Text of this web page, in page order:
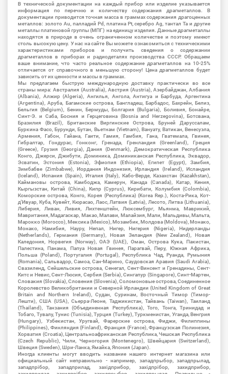
В технической документации на каждый прибор или изделие указывается
информация по перечню и количеству содержания драгметаллов. В
документации приводится точная масса в граммах содержания драгоценных
металлов: золото Au, палладий Pd, платина Pt, серебро Ag, тантал Ta и другие
металлы платиновой группы (МПГ) на единицу изделия. Данные драгметаллы
находятся в природе в очень ограниченном количестве и поэтому имеют
столь высокую цену. У нас на сайте Вы можете ознакомиться с техническими
характеристиками приборов и получить сведения о содержании
драгметаллов в приборах и радиодеталях производства СССР. Обращаем
ваше внимание, что часто реальное содержание драгметаллов на 10-25%
отличается от справочного в меньшую сторону! Цена драгметаллов будет
зависить от их ценности и массы в граммах.
Мы предлагаем быструю международную доставку практически во все
страны мира: Австралия (Australia), Австрия (Austria), Азербайджан, Албания
(Albania), Алжир (Algeria), Ангилья, Ангола, Антигуа и Барбуда, Аргентина
(Argentina), Аруба, Багамские острова, Бангладеш, Барбадос, Бахрейн, Белиз,
Бельгия (Belgium), Бенин, Бермуды, Болгария (Bulgaria), Боливия, Бонайре,
Синт-Э. и Саба, Босния и Герцеговина (Bosnia and Herzegovina), Ботсвана,
Бразилия (Brazil), Британские Виргинские Острова, Бруней Даруссалам,
Буркина Фасо, Бурунди, Бутан, Вьетнам (Vietnam), Вануату, Ватикан, Венесуэла,
Армения, Габон, Гайана, Гаити, Гамия, Гамбия, Гана, Гватемала, Гвинея,
Гибралтар, Гондурас, Гонконг, Гренада, Гренландия (Greenland), Греция
(Greece), Грузия (Georgia), Дания (Denmark), Демократическая Республика
Конго, Джерси, Джибути, Доминика, Доминиканская Республика, Эквадор,
Эсватин, Эстония (Estonia), Эфиопия (Ethiopia), Египет (Egypt), Замбия,
Зимбабве (Zimbabwe), Иордания Индонезия, Ирландия (Ireland), Исландия
(Iceland), Испания (Spain), Италия (Italy), Кабо-Верде, Казахстан (Kazakhstan),
Каймановы острова, Камбоджа, Камерун, Канада (Canada), Катар, Кения,
Кыргызстан, Китай (China), Кипр (Cyprus), Кирибати, Колумбия (Colombia),
Коморские острова, Конго, Корея (Республика) (Korea Rep.), Коста-Рика, Кот-
д'Ивуар, Куба, Кувейт, Кюрасао, Лаос, Латвия (Latvia), Лесото, Литва (Lithuania),
Либерия, Ливан, Ливия, Лихтенштейн, Люксембург, Мьянма, Маврикий,
Мавритания, Мадагаскар, Макао, Малави, Малайзия, Мали, Мальдивы, Мальта,
Марокко (Morocco), Мексика (Mexico), Мозамбик, Молдова (Moldova), Монако,
Монако, Намибия, Науру, Непал, Нигер, Нигерия (Nigeria), Нидерланды
(Netherlands), Германия (Germany), Новая Зеландия (New Zealand), Новая
Каледония, Норвегия (Norway), ОАЭ (UAE), Оман, Острова Кука, Пакистан,
Палестина, Панама, Папуа Новая Гвинея, Парагвай, Перу, Южная Африка,
Польша (Poland), Португалия (Portugal), Республика Чад, Руанда, Румыния
(Romania), Сальвадор, Самоа, Сан-Марино, Саудовская Аравия (Saudi Arabia),
Свазиленд, Сейшельские острова, Сенегал, Сент-Винсент и Гренадины, Сент-
Китс и Невис, Сент-Люсия, Сербия (Serbia), Сингапур (Singapore), Синт-Мартен,
Словакия (Slovakia), Словения (Slovenia), Соломоновые острова, Соединенное
Королевство Великобритании и Северной Ирландии (United Kingdom of Great
Britain and Northern Ireland), Судан, Суринам, Восточный Тимор (Тимор-
Лешти), США (USA), Сьерра-Леоне, Таджикистан, Тайвань (Taiwan), Таиланд
(Thailand), Танзания (Объединенная Республика), Того, Тонга, Тринидад и
Тобаго, Тувалу, Тунис (Tunisia), Турция (Turkey), Туркменистан, Уганда, Венгрия
(Hungary), Узбекистан, Уругвай, Фарерские острова, Фиджи, Филиппины
(Philippines), Финляндия (Finland), Франция (France), Французская Полинезия,
Хорватия (Croatia), Центральноафриканская Республика, Чешская Республика
(Czech Republic), Чили, Черногория (Montenegro), Швейцария (Switzerland),
Швеция (Sweden), Шри-Ланка, Ямайка, Япония (Japan).
Иногда клиенты могут вводить название нашего интернет магазина или
официальный сайт неправильно - например, западпрыбор, западпрылад,
западпрібор, западприлад, західприбор, західпрібор, захидприбор,